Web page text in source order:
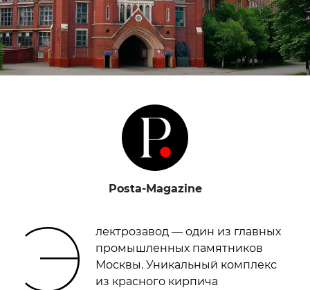
Posta-Magazine
Э
лектрозавод — один из главных
промышленных памятников
Москвы. Уникальный комплекс
из красного кирпича